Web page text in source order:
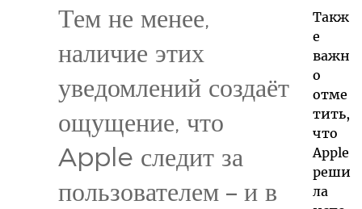
Тем не менее,
наличие этих
уведомлений создаёт
ощущение, что
Apple следит за
пользователем – и в
Такж
е
важн
о
отме
тить,
что
Apple
реши
ла